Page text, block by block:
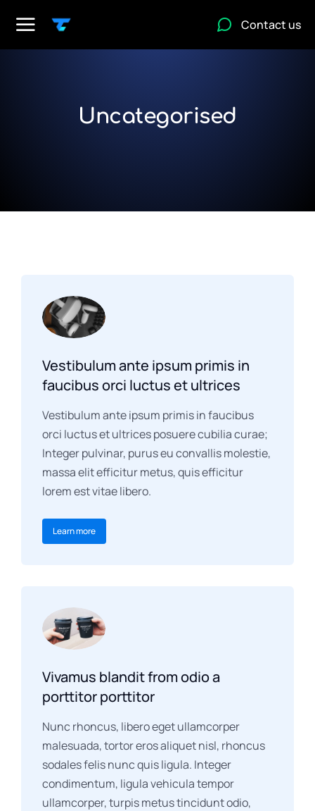
Contact us
Uncategorised
Vestibulum ante ipsum primis in
faucibus orci luctus et ultrices
Vestibulum ante ipsum primis in faucibus
orci luctus et ultrices posuere cubilia curae;
Integer pulvinar, purus eu convallis molestie,
massa elit efficitur metus, quis efficitur
lorem est vitae libero.
Learn more
Vivamus blandit from odio a
porttitor porttitor
Nunc rhoncus, libero eget ullamcorper
malesuada, tortor eros aliquet nisl, rhoncus
sodales felis nunc quis ligula. Integer
condimentum, ligula vehicula tempor
ullamcorper, turpis metus tincidunt odio,